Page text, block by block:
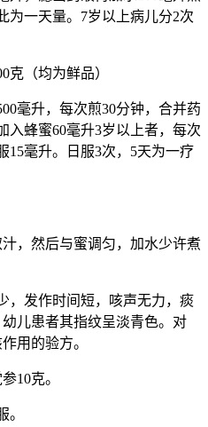
为一天量。7岁以上病儿分2次
克（均为鲜品）
毫升，每次煎30分钟，合并药
入蜂蜜60毫升3岁以上者，每次
15毫升。日服3次，5天为一疗
，然后与蜜调匀，加水少许煮
，发作时间短，咳声无力，痰
儿患者其指纹呈淡青色。对
用的验方。
10克。
。